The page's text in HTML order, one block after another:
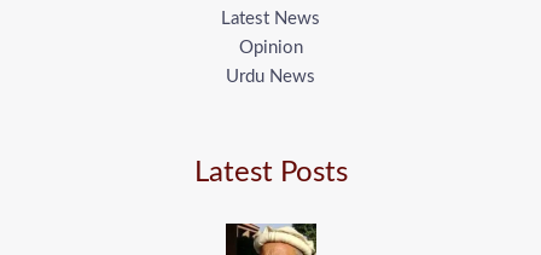
Latest News
Opinion
Urdu News
Latest Posts